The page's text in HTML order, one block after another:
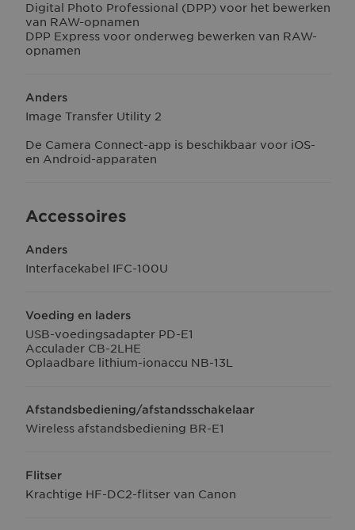
Digital Photo Professional (DPP) voor het bewerken
van RAW-opnamen
DPP Express voor onderweg bewerken van RAW-
opnamen
Anders
Image Transfer Utility 2
De Camera Connect-app is beschikbaar voor iOS-
en Android-apparaten
Accessoires
Anders
Interfacekabel IFC-100U
Voeding en laders
USB-voedingsadapter PD-E1
Acculader CB-2LHE
Oplaadbare lithium-ionaccu NB-13L
Afstandsbediening/afstandsschakelaar
Wireless afstandsbediening BR-E1
Flitser
Krachtige HF-DC2-flitser van Canon